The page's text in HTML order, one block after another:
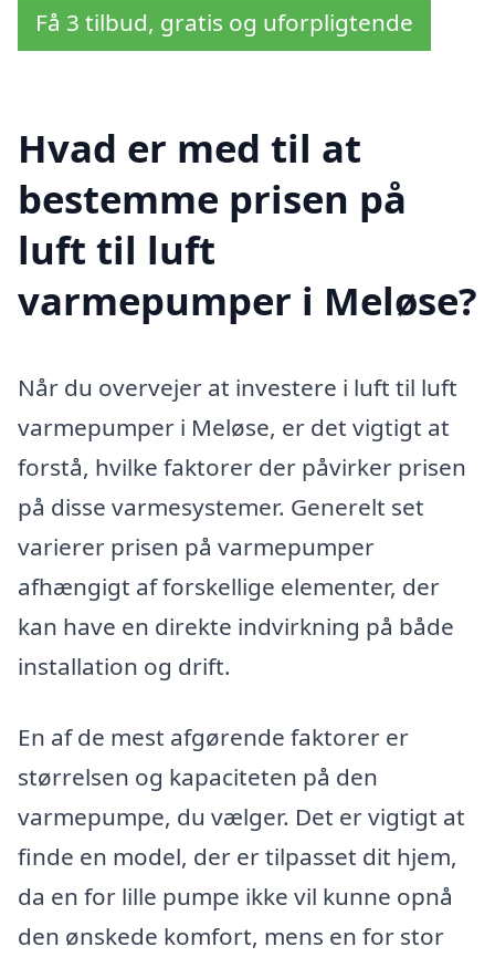
Få 3 tilbud, gratis og uforpligtende
Hvad er med til at
bestemme prisen på
luft til luft
varmepumper i Meløse?
Når du overvejer at investere i luft til luft
varmepumper i Meløse, er det vigtigt at
forstå, hvilke faktorer der påvirker prisen
på disse varmesystemer. Generelt set
varierer prisen på varmepumper
afhængigt af forskellige elementer, der
kan have en direkte indvirkning på både
installation og drift.
En af de mest afgørende faktorer er
størrelsen og kapaciteten på den
varmepumpe, du vælger. Det er vigtigt at
finde en model, der er tilpasset dit hjem,
da en for lille pumpe ikke vil kunne opnå
den ønskede komfort, mens en for stor